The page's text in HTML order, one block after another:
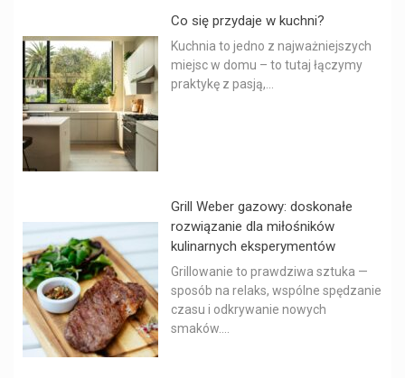
Co się przydaje w kuchni?
Kuchnia to jedno z najważniejszych
miejsc w domu – to tutaj łączymy
praktykę z pasją,...
Grill Weber gazowy: doskonałe
rozwiązanie dla miłośników
kulinarnych eksperymentów
Grillowanie to prawdziwa sztuka —
sposób na relaks, wspólne spędzanie
czasu i odkrywanie nowych
smaków....